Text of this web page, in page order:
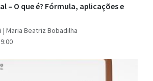
– O que é? Fórmula, aplicações e
| Maria Beatriz Bobadilha